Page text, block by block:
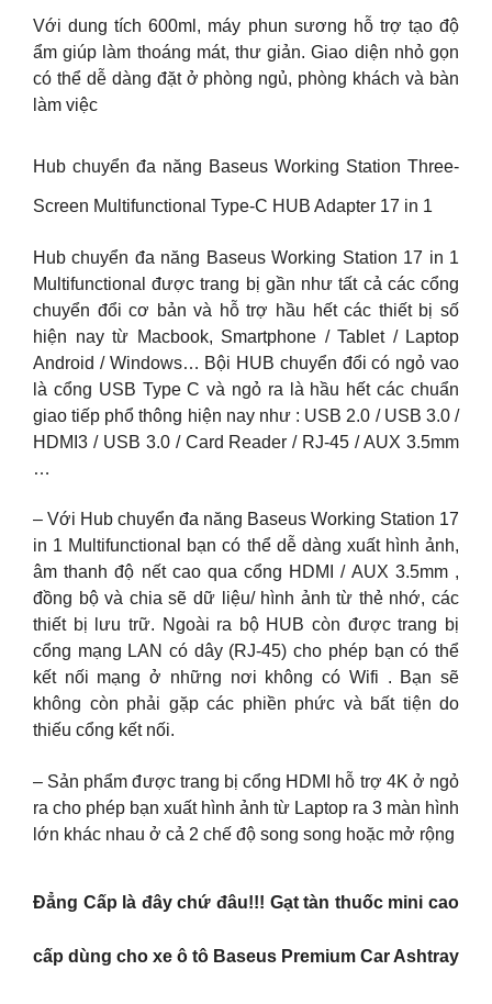
Với dung tích 600ml, máy phun sương hỗ trợ tạo độ
ẩm giúp làm thoáng mát, thư giản. Giao diện nhỏ gọn
có thể dễ dàng đặt ở phòng ngủ, phòng khách và bàn
làm việc
Hub chuyển đa năng Baseus Working Station Three-
Screen Multifunctional Type-C HUB Adapter 17 in 1
Hub chuyển đa năng Baseus Working Station 17 in 1
Multifunctional được trang bị gần như tất cả các cổng
chuyển đổi cơ bản và hỗ trợ hầu hết các thiết bị số
hiện nay từ Macbook, Smartphone / Tablet / Laptop
Android / Windows… Bội HUB chuyển đổi có ngỏ vao
là cổng USB Type C và ngỏ ra là hầu hết các chuẩn
giao tiếp phổ thông hiện nay như : USB 2.0 / USB 3.0 /
HDMI3 / USB 3.0 / Card Reader / RJ-45 / AUX 3.5mm
…
– Với Hub chuyển đa năng Baseus Working Station 17
in 1 Multifunctional bạn có thể dễ dàng xuất hình ảnh,
âm thanh độ nết cao qua cổng HDMI / AUX 3.5mm ,
đồng bộ và chia sẽ dữ liệu/ hình ảnh từ thẻ nhớ, các
thiết bị lưu trữ. Ngoài ra bộ HUB còn được trang bị
cổng mạng LAN có dây (RJ-45) cho phép bạn có thể
kết nối mạng ở những nơi không có Wifi . Bạn sẽ
không còn phải gặp các phiền phức và bất tiện do
thiếu cổng kết nối.
– Sản phẩm được trang bị cổng HDMI hỗ trợ 4K ở ngỏ
ra cho phép bạn xuất hình ảnh từ Laptop ra 3 màn hình
lớn khác nhau ở cả 2 chế độ song song hoặc mở rộng
Đẳng Cấp là đây chứ đâu!!! Gạt tàn thuốc mini cao
cấp dùng cho xe ô tô Baseus Premium Car Ashtray